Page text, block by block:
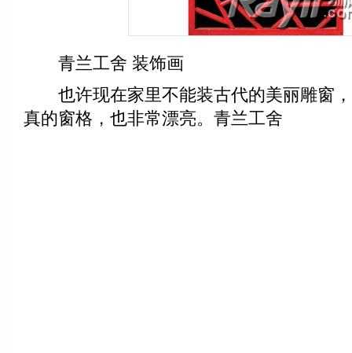
青兰工舍 装饰画
也许现在家里不能装古代的美丽雕窗，
真的窗格，也非常漂亮。青兰工舍